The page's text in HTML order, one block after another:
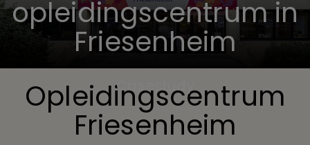
opleidingscentrum in
Friesenheim
Casestudy
Opleidingscentrum
Friesenheim